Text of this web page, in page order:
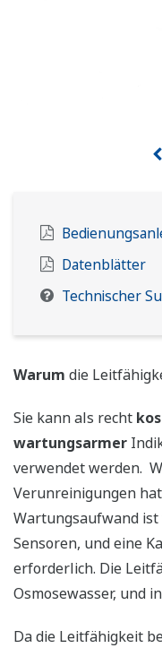
Datenblätter
Technischer
Warum die
Sie kann als recht
wartungsarmer
verwendet werden.
Verunreinigungen
Wartungsaufwand
Sensoren, und eine
erforderlich. Die
Osmosewasser, und
Da die Leitfähigkeit